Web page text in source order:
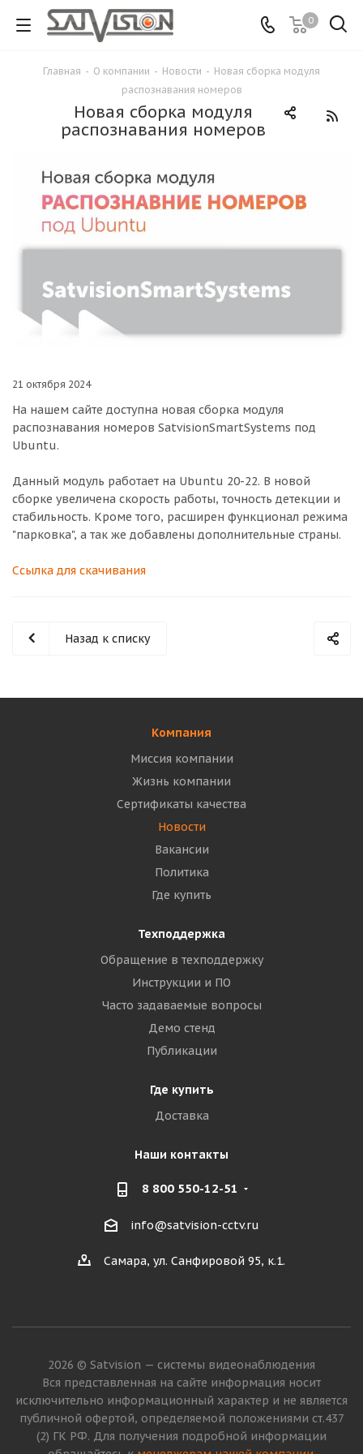
0
Главная - О компании - Новости - Новая сборка модуля
распознавания номеров
Новая сборка модуля
распознавания номеров
21 октября 2024
На нашем сайте доступна новая сборка модуля
распознавания номеров SatvisionSmartSystems под
Ubuntu.
Данный модуль работает на Ubuntu 20-22. В новой
сборке увеличена скорость работы, точность детекции и
стабильность. Кроме того, расширен функционал режима
"парковка", а так же добавлены дополнительные страны.
Ссылка для скачивания
Назад к списку
Компания
Миссия компании
Жизнь компании
Сертификаты качества
Новости
Вакансии
Политика
Где купить
Техподдержка
Обращение в техподдержку
Инструкции и ПО
Часто задаваемые вопросы
Демо стенд
Публикации
Где купить
Доставка
Наши контакты
8 800 550-12-51
info@satvision-cctv.ru
Самара, ул. Санфировой 95, к.1.
2026 © Satvision — системы видеонаблюдения
Вся представленная на сайте информация носит
исключительно информационный характер и не является
публичной офертой, определяемой положениями ст.437
(2) ГК РФ. Для получения подробной информации